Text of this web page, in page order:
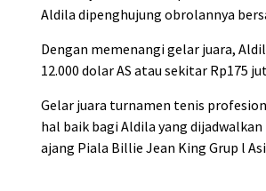
Aldila dipenghujung obrolannya
Dengan memenangi gelar juara,
12.000 dolar AS atau sekitar Rp175
Gelar juara turnamen tenis
hal baik bagi Aldila yang
ajang Piala Billie Jean King Grup l